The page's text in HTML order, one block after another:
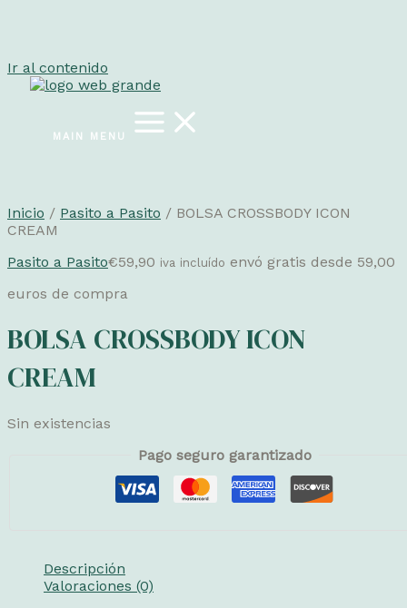
Ir al contenido
MAIN MENU
Inicio / Pasito a Pasito / BOLSA CROSSBODY ICON
CREAM
Pasito a Pasito€59,90 iva incluído envó gratis desde 59,00
euros de compra
BOLSA CROSSBODY ICON
CREAM
Sin existencias
Pago seguro garantizado
Descripción
Valoraciones (0)